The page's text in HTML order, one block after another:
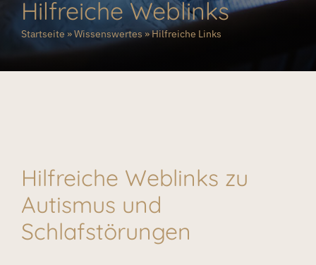
Hilfreiche Weblinks
Startseite »Wissenswertes»Hilfreiche Links
Hilfreiche Weblinks zu
Autismus und
Schlafstörungen